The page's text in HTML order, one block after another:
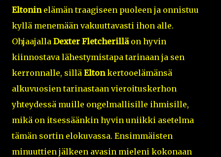
Eltoninelämän traagiseen puoleen ja onnistuu
kyllä menemään vakuuttavasti ihon alle.
Ohjaajalla Dexter Fletcherilläon hyvin
kiinnostava lähestymistapa tarinaan ja sen
kerronnalle, sillä Eltonkertooelämänsä
alkuvuosien tarinastaan vieroituskerhon
yhteydessä muille ongelmallisille ihmisille,
mikä on itsessäänkin hyvin uniikki asetelma
tämän sortin elokuvassa. Ensimmäisten
minuuttien jälkeen avasin mieleni kokonaan